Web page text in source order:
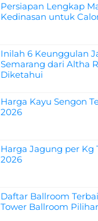
Persiapan Lengkap
Kedinasan untuk
Inilah 6 Keunggulan
Semarang dari Altha
Diketahui
Harga Kayu Sengon
2026
Harga Jagung per Kg
2026
Daftar Ballroom
Tower Ballroom